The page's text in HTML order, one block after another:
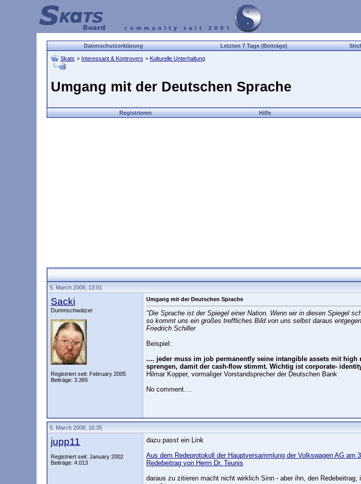
Datenschutzerklärung Letzten 7 Tage (Beiträge)
Skats > Interessant & Kontrovers > Kulturelle Unterhaltung
Umgang mit der Deutschen Sprache
Registrieren Hilfe
5. March 2008, 13:01
Sacki
Dummschwätzer
Registriert seit: February 2005
Beiträge: 3.365
Umgang mit der Deutschen Sprache
"Die Sprache ist der Spiegel einer Nation. Wenn wir in diesen Spiegel
so kommt uns ein großes treffliches Bild von uns selbst daraus
Friedrich Schiller
Beispiel:
.... jeder muss im job permanently seine intangible assets mit
sprengen, damit der cash-flow stimmt. Wichtig ist corporate-
Hilmar Kopper, vormaliger Vorstandsprecher der Deutschen Bank
No comment....
5. March 2008, 16:35
jupp11
Registriert seit: January 2002
Beiträge: 4.013
dazu passt ein Link
Aus dem Redeprotokoll der Hauptversammlung der Volkswagen AG am
Redebeitrag von Herrn Dr. Teunis
daraus zu zitieren macht nicht wirklich Sinn - aber ihn, den